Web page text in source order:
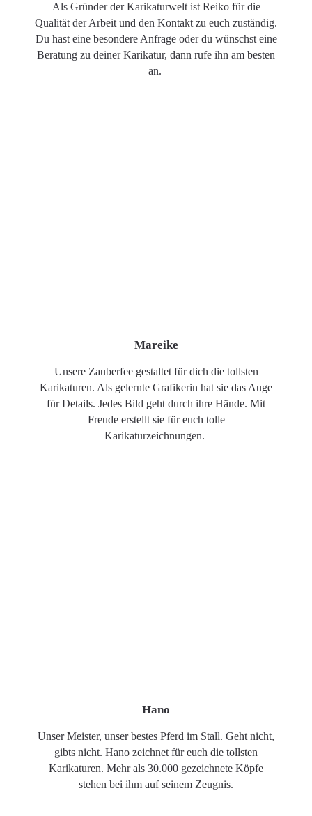
Als Gründer der Karikaturwelt ist Reiko für die
Qualität der Arbeit und den Kontakt zu euch zuständig.
Du hast eine besondere Anfrage oder du wünschst eine
Beratung zu deiner Karikatur, dann rufe ihn am besten
an.
Mareike
Unsere Zauberfee gestaltet für dich die tollsten
Karikaturen. Als gelernte Grafikerin hat sie das Auge
für Details. Jedes Bild geht durch ihre Hände. Mit
Freude erstellt sie für euch tolle
Karikaturzeichnungen.
Hano
Unser Meister, unser bestes Pferd im Stall. Geht nicht,
gibts nicht. Hano zeichnet für euch die tollsten
Karikaturen. Mehr als 30.000 gezeichnete Köpfe
stehen bei ihm auf seinem Zeugnis.